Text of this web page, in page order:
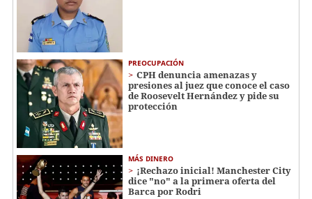
PREOCUPACIÓN
CPH denuncia amenazas y
presiones al juez que conoce el caso
de Roosevelt Hernández y pide su
protección
MÁS DINERO
¡Rechazo inicial! Manchester City
dice "no" a la primera oferta del
Barca por Rodri